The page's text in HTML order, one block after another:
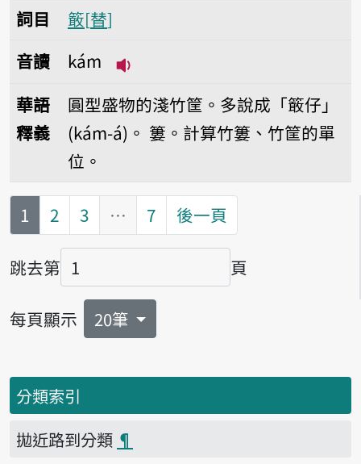
詞目
𥴊 替
音讀
kám
華語
釋義
圓型盛物的淺竹筐。多說成「𥴊仔」
(kám-á)。 簍。計算竹簍、竹筐的單
位。
第
1 2 3 … 7 後一頁
跳去第
頁碼
頁
每頁顯示 20筆
分類索引
拋近路到分類 ¶